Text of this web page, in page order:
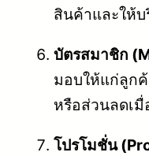
สินค้าและให้บ
บัตรสมาชิก
มอบให้แก่ลูก
หรือส่วนลดเ
โปรโมชั่น